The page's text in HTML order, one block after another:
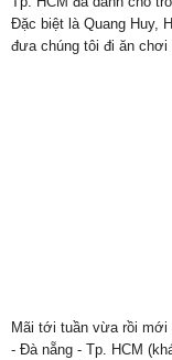
Đặc biệt là Quang Huy,
đưa chúng tôi đi ăn chơi
Mãi tới tuần vừa rồi mới
- Đà nẵng - Tp. HCM